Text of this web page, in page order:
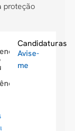
proteção
da
Candidaturas
Avise-
me